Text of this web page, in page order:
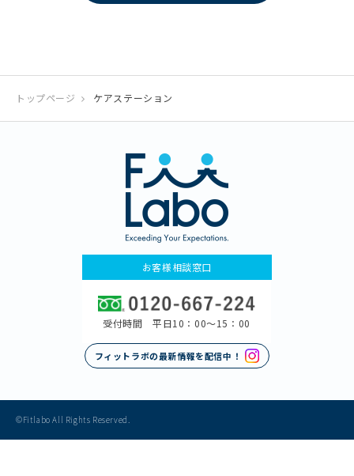
トップページ ケアステーション
お客様相談窓口
受付時間 平日10：00〜15：00
フィットラボの最新情報を配信中！
©Fitlabo All Rights Reserved.